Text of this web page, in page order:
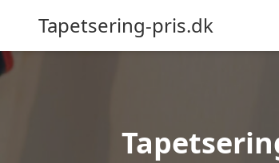
Tapetsering-pris.dk